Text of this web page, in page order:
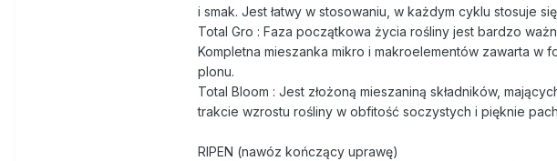
i smak. Jest łatwy w stosowaniu, w każdym cyklu stosuje
Total Gro : Faza początkowa życia rośliny jest bardzo
Kompletna mieszanka mikro i makroelementów zawarta w
plonu.
Total Bloom : Jest złożoną mieszaniną składników,
trakcie wzrostu rośliny w obfitość soczystych i pięknie
RIPEN (nawóz kończący uprawę)